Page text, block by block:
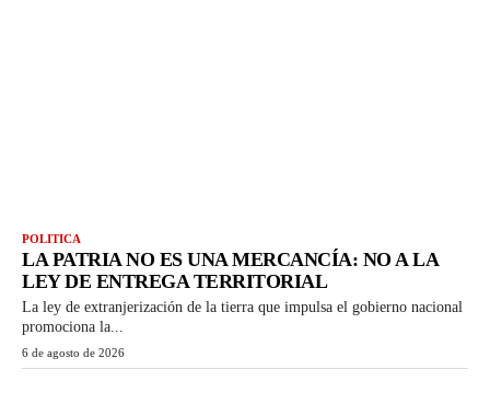
POLITICA
LA PATRIA NO ES UNA MERCANCÍA: NO A LA
LEY DE ENTREGA TERRITORIAL
La ley de extranjerización de la tierra que impulsa el gobierno nacional
promociona la...
6 de agosto de 2026